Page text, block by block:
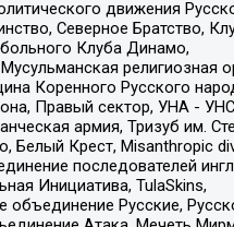
движения
Северное Братство,
Клуба Динамо,
религиозная
Коренного Русского
Правый сектор, УНА -
армия, Тризуб им.
Белый Крест, Misanthropic
последователей
Инициатива, TulaSkins,
объединение Русские,